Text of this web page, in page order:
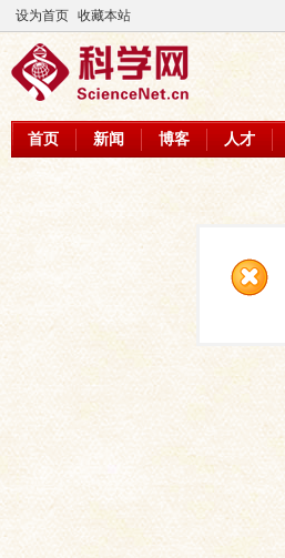
设为首页 收藏本站
首页 新闻 博客 人才